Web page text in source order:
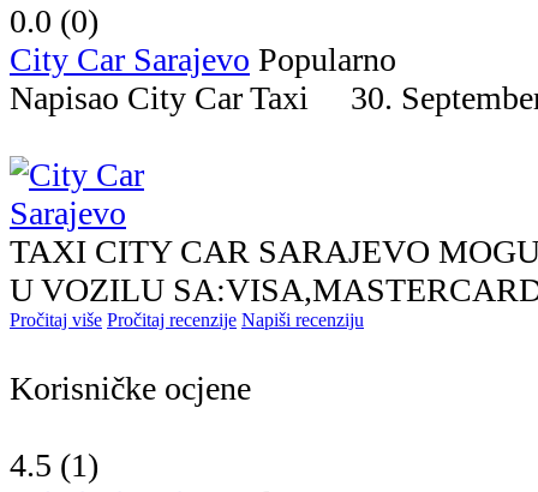
0.0 (0)
City Car Sarajevo Popularno
Napisao City Car Taxi 30.
TAXI CITY CAR SARAJEVO
U VOZILU
Pročitaj više Pročitaj recenzije Napiši recenziju
Korisničke ocjene
4.5 (1)